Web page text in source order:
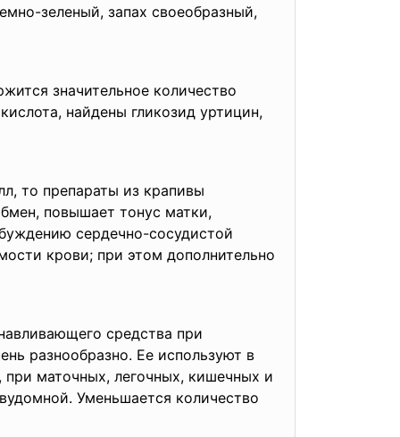
зеленый, запах своеобразный,
значительное количество
найдены гликозид уртицин,
то препараты из крапивы
повышает тонус матки,
сердечно-сосудистой
крови; при этом дополнительно
средства при
разнообразно. Ее используют в
при маточных, легочных, кишечных и
Уменьшается количество